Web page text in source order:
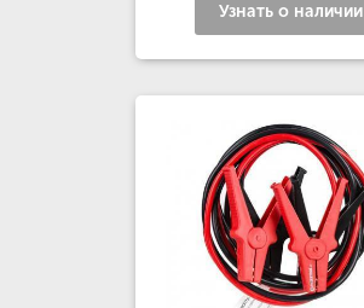
Узнать о наличии